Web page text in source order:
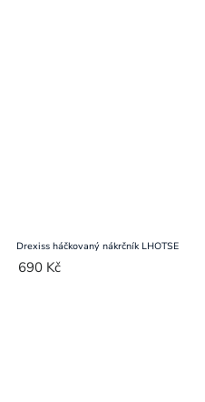
Drexiss háčkovaný nákrčník LHOTSE
690 Kč